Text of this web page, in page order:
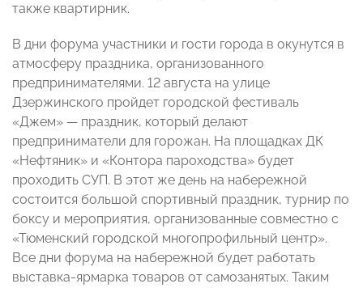
также квартирник.
В дни форума участники и гости города в окунутся в
атмосферу праздника, организованного
предпринимателями. 12 августа на улице
Дзержинского пройдет городской фестиваль
«Джем» — праздник, который делают
предприниматели для горожан. На площадках ДК
«Нефтяник» и «Контора пароходства» будет
проходить СУП. В этот же день на набережной
состоится большой спортивный праздник, турнир по
боксу и мероприятия, организованные совместно с
«Тюменский городской многопрофильный центр».
Все дни форума на набережной будет работать
выставка-ярмарка товаров от самозанятых. Таким